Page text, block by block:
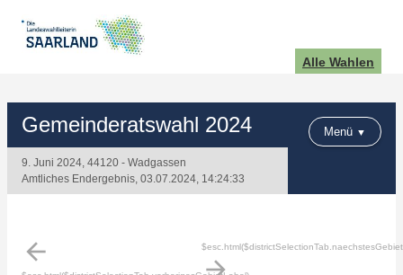
Alle Wahlen
Gemeinderatswahl 2024
9. Juni 2024, 44120 - Wadgassen
Amtliches Endergebnis, 03.07.2024, 14:24:33
Menü
arrow_back